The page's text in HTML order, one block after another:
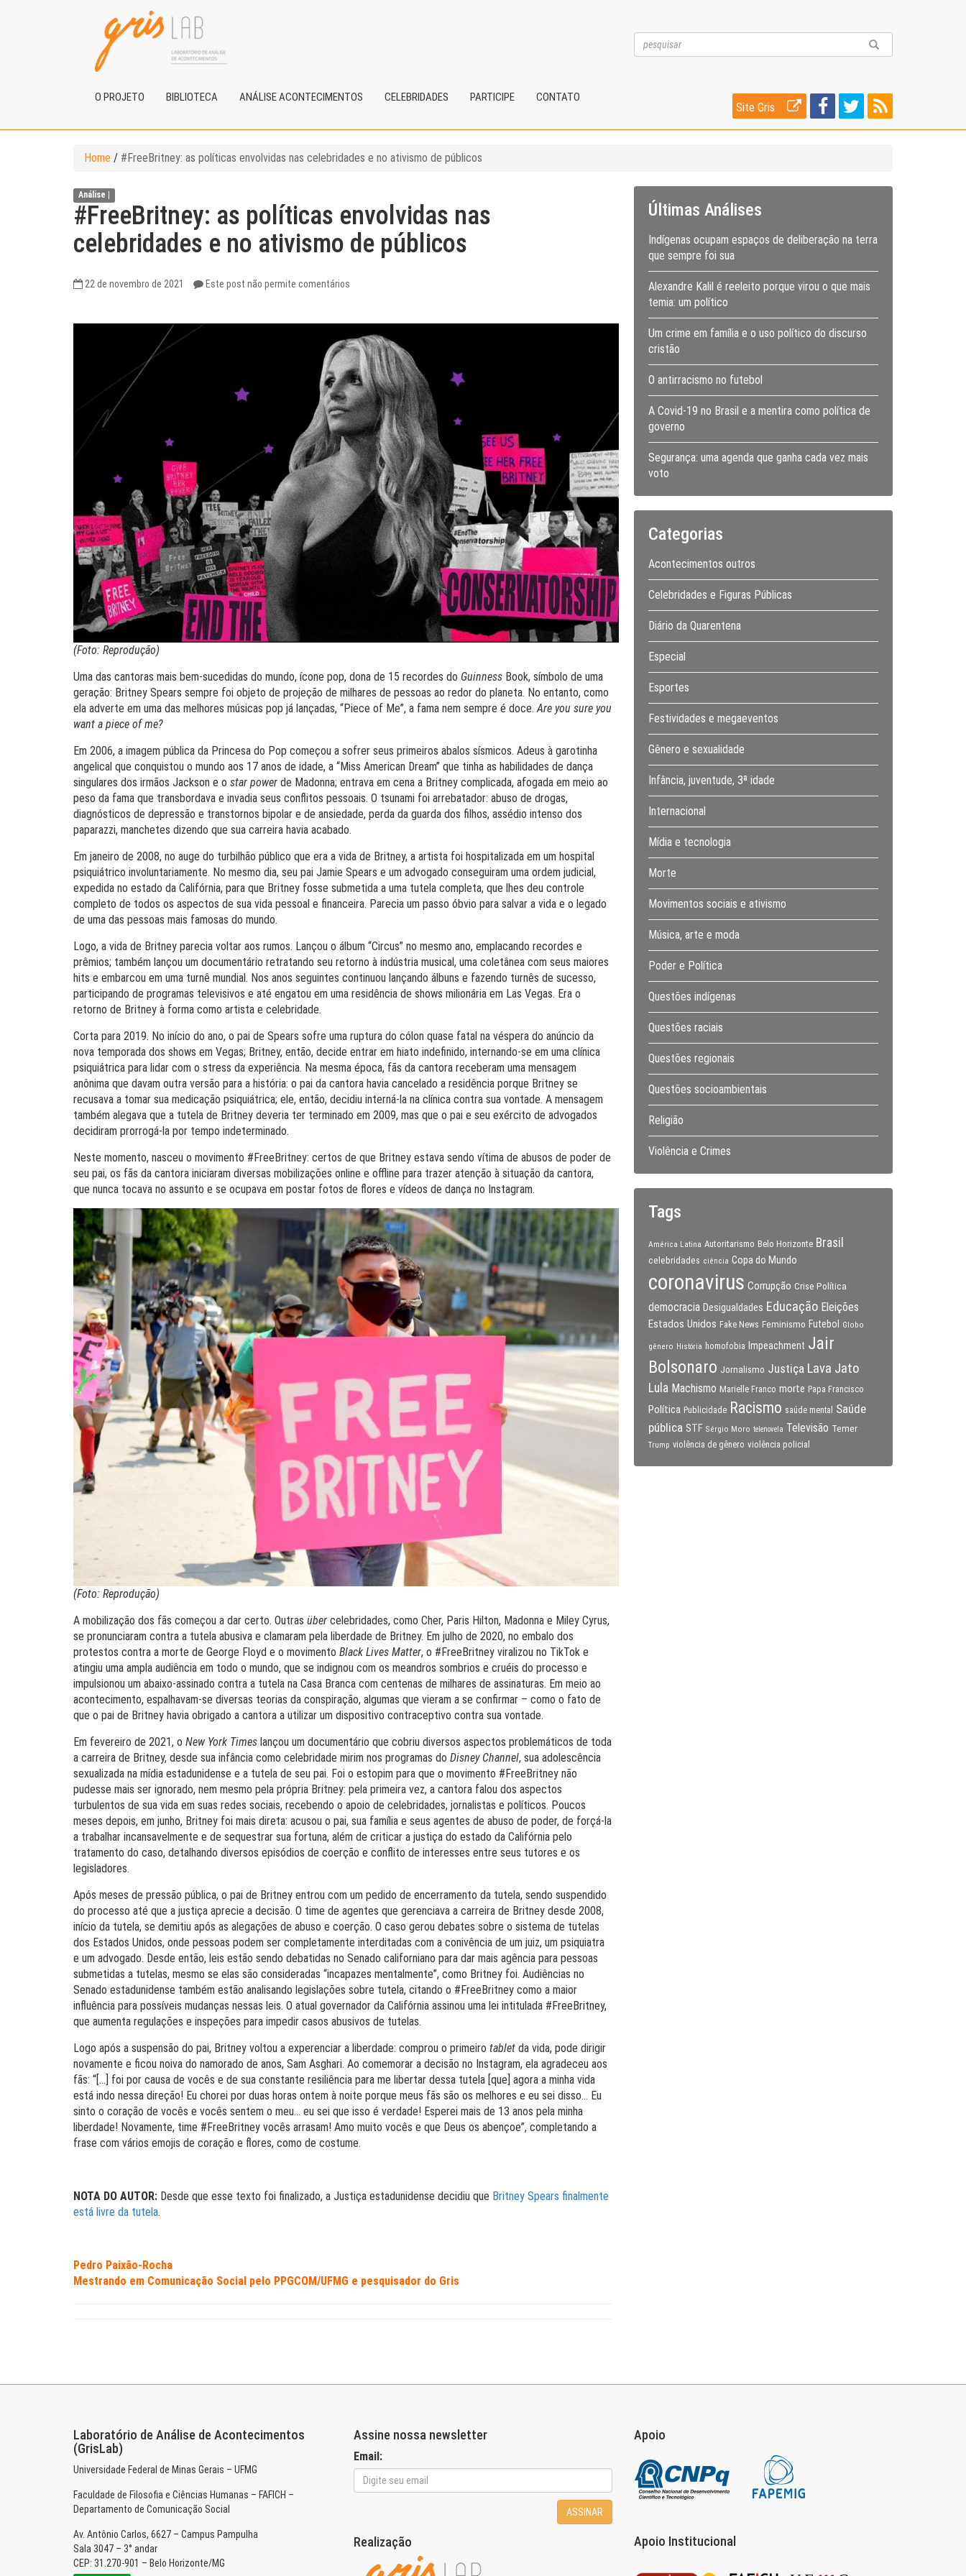
O PROJETO BIBLIOTECA ANÁLISE ACONTECIMENTOS CELEBRIDADES PARTICIPE CONTATO
Site Gris
Home / #FreeBritney: as políticas envolvidas nas celebridades e no ativismo de públicos
Análise |
#FreeBritney: as políticas envolvidas nas
celebridades e no ativismo de públicos
22 de novembro de 2021 Este post não permite comentários
(Foto: Reprodução)
Uma das cantoras mais bem-sucedidas do mundo, ícone pop, dona de 15 recordes do Guinness Book, símbolo de uma
geração: Britney Spears sempre foi objeto de projeção de milhares de pessoas ao redor do planeta. No entanto, como
ela adverte em uma das melhores músicas pop já lançadas, “Piece of Me”, a fama nem sempre é doce.Are you sure you
want a piece of me?
Em 2006, a imagem pública da Princesa do Pop começou a sofrer seus primeiros abalos sísmicos. Adeus à garotinha
angelical que conquistou o mundo aos 17 anos de idade, a “Miss American Dream” que tinha as habilidades de dança
singulares dos irmãos Jackson e o star power de Madonna; entrava em cena a Britney complicada, afogada em meio ao
peso da fama que transbordava e invadia seus conflitos pessoais. O tsunami foi arrebatador: abuso de drogas,
diagnósticos de depressão e transtornos bipolar e de ansiedade, perda da guarda dos filhos, assédio intenso dos
paparazzi, manchetes dizendo que sua carreira havia acabado.
Em janeiro de 2008, no auge do turbilhão público que era a vida de Britney, a artista foi hospitalizada em um hospital
psiquiátrico involuntariamente. No mesmo dia, seu pai Jamie Spears e um advogado conseguiram uma ordem judicial,
expedida no estado da Califórnia, para que Britney fosse submetida a uma tutela completa, que lhes deu controle
completo de todos os aspectos de sua vida pessoal e financeira. Parecia um passo óbvio para salvar a vida e o legado
de uma das pessoas mais famosas do mundo.
Logo, a vida de Britney parecia voltar aos rumos. Lançou o álbum “Circus” no mesmo ano, emplacando recordes e
prêmios; também lançou um documentário retratando seu retorno à indústria musical, uma coletânea com seus maiores
hits e embarcou em uma turnê mundial. Nos anos seguintes continuou lançando álbuns e fazendo turnês de sucesso,
participando de programas televisivos e até engatou em uma residência de shows milionária em Las Vegas. Era o
retorno de Britney à forma como artista e celebridade.
Corta para 2019. No início do ano, o pai de Spears sofre uma ruptura do cólon quase fatal na véspera do anúncio da
nova temporada dos shows em Vegas; Britney, então, decide entrar em hiato indefinido, internando-se em uma clínica
psiquiátrica para lidar com o stress da experiência. Na mesma época, fãs da cantora receberam uma mensagem
anônima que davam outra versão para a história: o pai da cantora havia cancelado a residência porque Britney se
recusava a tomar sua medicação psiquiátrica; ele, então, decidiu interná-la na clínica contra sua vontade. A mensagem
também alegava que a tutela de Britney deveria ter terminado em 2009, mas que o pai e seu exército de advogados
decidiram prorrogá-la por tempo indeterminado.
Neste momento, nasceu o movimento #FreeBritney: certos de que Britney estava sendo vítima de abusos de poder de
seu pai, os fãs da cantora iniciaram diversas mobilizações online e offline para trazer atenção à situação da cantora,
que nunca tocava no assunto e se ocupava em postar fotos de flores e vídeos de dança no Instagram.
(Foto: Reprodução)
A mobilização dos fãs começou a dar certo. Outras über celebridades, como Cher, Paris Hilton, Madonna e Miley Cyrus,
se pronunciaram contra a tutela abusiva e clamaram pela liberdade de Britney. Em julho de 2020, no embalo dos
protestos contra a morte de George Floyd e o movimento Black Lives Matter, o #FreeBritney viralizou no TikTok e
atingiu uma ampla audiência em todo o mundo, que se indignou com os meandros sombrios e cruéis do processo e
impulsionou um abaixo-assinado contra a tutela na Casa Branca com centenas de milhares de assinaturas. Em meio ao
acontecimento, espalhavam-se diversas teorias da conspiração, algumas que vieram a se confirmar – como o fato de
que o pai de Britney havia obrigado a cantora a utilizar um dispositivo contraceptivo contra sua vontade.
Em fevereiro de 2021, o New York Times lançou um documentário que cobriu diversos aspectos problemáticos de toda
a carreira de Britney, desde sua infância como celebridade mirim nos programas do Disney Channel, sua adolescência
sexualizada na mídia estadunidense e a tutela de seu pai. Foi o estopim para que o movimento #FreeBritney não
pudesse mais ser ignorado, nem mesmo pela própria Britney: pela primeira vez, a cantora falou dos aspectos
turbulentos de sua vida em suas redes sociais, recebendo o apoio de celebridades, jornalistas e políticos. Poucos
meses depois, em junho, Britney foi mais direta: acusou o pai, sua família e seus agentes de abuso de poder, de forçá-la
a trabalhar incansavelmente e de sequestrar sua fortuna, além de criticar a justiça do estado da Califórnia pelo
tratamento do caso, detalhando diversos episódios de coerção e conflito de interesses entre seus tutores e os
legisladores.
Após meses de pressão pública, o pai de Britney entrou com um pedido de encerramento da tutela, sendo suspendido
do processo até que a justiça aprecie a decisão. O time de agentes que gerenciava a carreira de Britney desde 2008,
início da tutela, se demitiu após as alegações de abuso e coerção. O caso gerou debates sobre o sistema de tutelas
dos Estados Unidos, onde pessoas podem ser completamente interditadas com a conivência de um juiz, um psiquiatra
e um advogado. Desde então, leis estão sendo debatidas no Senado californiano para dar mais agência para pessoas
submetidas a tutelas, mesmo se elas são consideradas “incapazes mentalmente”, como Britney foi. Audiências no
Senado estadunidense também estão analisando legislações sobre tutela, citando o #FreeBritney como a maior
influência para possíveis mudanças nessas leis. O atual governador da Califórnia assinou uma lei intitulada #FreeBritney,
que aumenta regulações e inspeções para impedir casos abusivos de tutelas.
Logo após a suspensão do pai, Britney voltou a experenciar a liberdade: comprou o primeiro tablet da vida, pode dirigir
novamente e ficou noiva do namorado de anos, Sam Asghari. Ao comemorar a decisão no Instagram, ela agradeceu aos
fãs: “[…] foi por causa de vocês e de sua constante resiliência para me libertar dessa tutela [que] agora a minha vida
está indo nessa direção! Eu chorei por duas horas ontem à noite porque meus fãs são os melhores e eu sei disso… Eu
sinto o coração de vocês e vocês sentem o meu… eu sei que isso é verdade! Esperei mais de 13 anos pela minha
liberdade! Novamente, time #FreeBritney vocês arrasam! Amo muito vocês e que Deus os abençoe”, completando a
frase com vários emojis de coração e flores, como de costume.
NOTA DO AUTOR: Desde que esse texto foi finalizado, a Justiça estadunidense decidiu que Britney Spears finalmente
está livre da tutela.
Pedro Paixão-Rocha
Mestrando em Comunicação Social pelo PPGCOM/UFMG e pesquisador do Gris
Últimas Análises
Indígenas ocupam espaços de deliberação na terra
que sempre foi sua
Alexandre Kalil é reeleito porque virou o que mais
temia: um político
Um crime em família e o uso político do discurso
cristão
O antirracismo no futebol
A Covid-19 no Brasil e a mentira como política de
governo
Segurança: uma agenda que ganha cada vez mais
voto
Categorias
Acontecimentos outros
Celebridades e Figuras Públicas
Diário da Quarentena
Especial
Esportes
Festividades e megaeventos
Gênero e sexualidade
Infância, juventude, 3ª idade
Internacional
Mídia e tecnologia
Morte
Movimentos sociais e ativismo
Música, arte e moda
Poder e Política
Questões indígenas
Questões raciais
Questões regionais
Questões socioambientais
Religião
Violência e Crimes
Tags
América Latina Autoritarismo Belo Horizonte Brasil
celebridades ciência Copa do Mundo
coronavirus Corrupção Crise Política
democracia Desigualdades Educação Eleições
Estados Unidos Fake News Feminismo Futebol Globo
gênero História homofobia Impeachment Jair
Bolsonaro Jornalismo Justiça Lava Jato
Lula Machismo Marielle Franco morte Papa Francisco
Política Publicidade Racismo saúde mental
Saúde
pública STF Sérgio Moro telenovela Televisão Temer
Trump violência de gênero violência policial
Laboratório de Análise de Acontecimentos
(GrisLab)
Universidade Federal de Minas Gerais – UFMG
Faculdade de Filosofia e Ciências Humanas – FAFICH –
Departamento de Comunicação Social
Av. Antônio Carlos, 6627 – Campus Pampulha
Sala 3047 – 3° andar
CEP: 31.270-901 – Belo Horizonte/MG
Assine nossa newsletter
Email:
ASSINAR
Realização
Apoio
Apoio Institucional